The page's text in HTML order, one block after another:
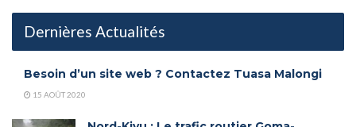
Dernières Actualités
Besoin d’un site web ? Contactez Tuasa Malongi
15 AOÛT 2020